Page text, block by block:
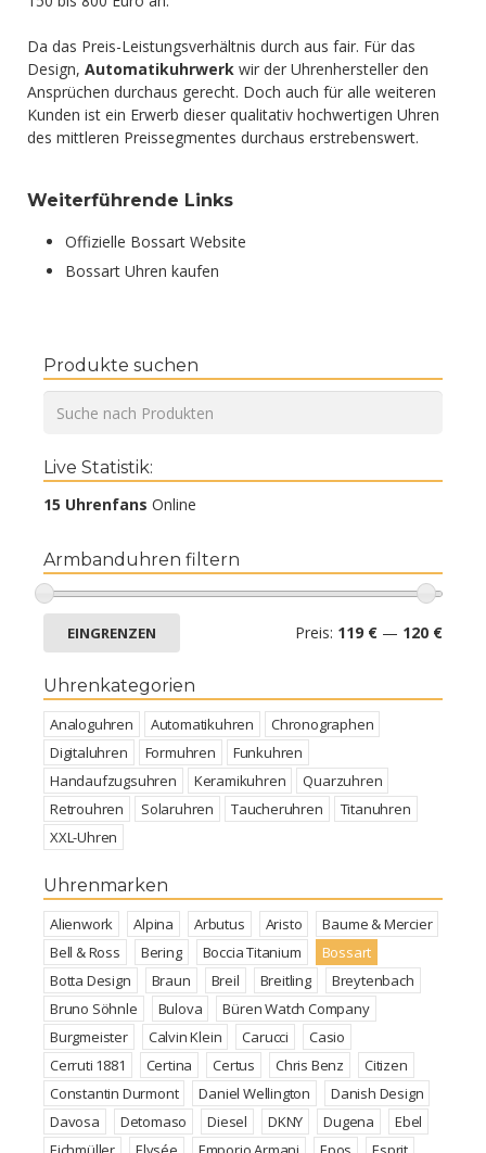
Da das Preis-Leistungsverhältnis durch aus fair. Für das
Design, Automatikuhrwerk wir der Uhrenhersteller den
Ansprüchen durchaus gerecht. Doch auch für alle weiteren
Kunden ist ein Erwerb dieser qualitativ hochwertigen Uhren
des mittleren Preissegmentes durchaus erstrebenswert.
Weiterführende Links
Offizielle Bossart Website
Bossart Uhren kaufen
Produkte suchen
Live Statistik:
15 Uhrenfans Online
Armbanduhren filtern
EINGRENZEN Preis: 119 € — 120 €
Uhrenkategorien
Analoguhren Automatikuhren
Chronographen
Digitaluhren
Formuhren
Funkuhren
Handaufzugsuhren
Keramikuhren
Quarzuhren
Retrouhren
Solaruhren Taucheruhren
Titanuhren
XXL-Uhren
Uhrenmarken
Alienwork Alpina Arbutus Aristo
Baume & Mercier
Bell & Ross
Bering Boccia Titanium
Bossart
Botta Design
Braun Breil Breitling
Breytenbach
Bruno Söhnle
Bulova
Büren Watch Company
Burgmeister
Calvin Klein Carucci
Casio
Cerruti 1881
Certina Certus Chris Benz
Citizen
Constantin Durmont
Daniel Wellington
Danish Design
Davosa
Detomaso Diesel DKNY Dugena
Ebel